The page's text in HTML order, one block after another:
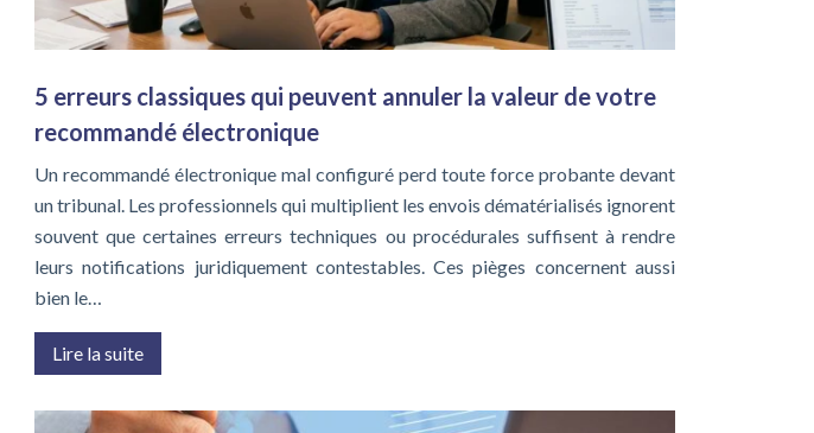
5 erreurs classiques qui peuvent annuler la valeur de votre
recommandé électronique
Un recommandé électronique mal configuré perd toute force probante devant
un tribunal. Les professionnels qui multiplient les envois dématérialisés ignorent
souvent que certaines erreurs techniques ou procédurales suffisent à rendre
leurs notifications juridiquement contestables. Ces pièges concernent aussi
bien le…
Lire la suite